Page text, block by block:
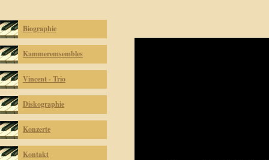
Biographie
Kammeremsembles
Vincent - Trio
Diskographie
Konzerte
Kontakt